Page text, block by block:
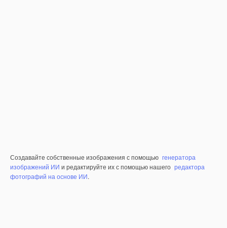
Создавайте собственные изображения с помощью генератора
изображений ИИ и редактируйте их с помощью нашего редактора
фотографий на основе ИИ.